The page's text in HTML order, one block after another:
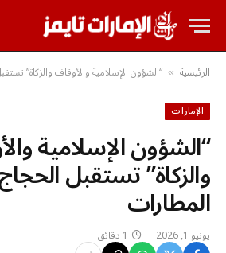
الرئيسية » “الشؤون الإسلامية والأوقاف والزكاة”
الإمارات
“الشؤون الإسلامية
والزكاة” تستقبل
المطارات
يونيو 1, 2026 1 دقائق